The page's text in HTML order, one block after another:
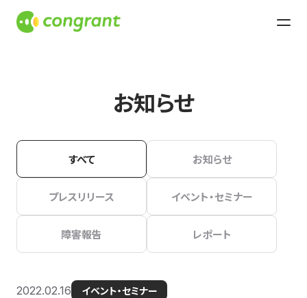
お知らせ
すべて お知らせ
プレスリリース イベント・セミナー
障害報告 レポート
2022.02.16 イベント・セミナー